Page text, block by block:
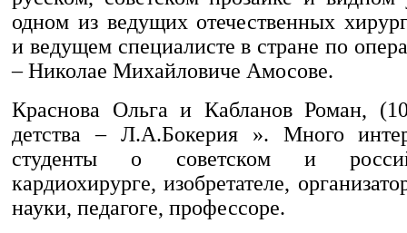
одном из ведущих отечественных
и ведущем специалисте в стране по
– Николае Михайловиче Амосове.
Краснова Ольга и Кабланов Роман,
детства – Л.А.Бокерия ». Много
студенты о советском и
кардиохирурге, изобретателе,
науки, педагоге, профессоре.